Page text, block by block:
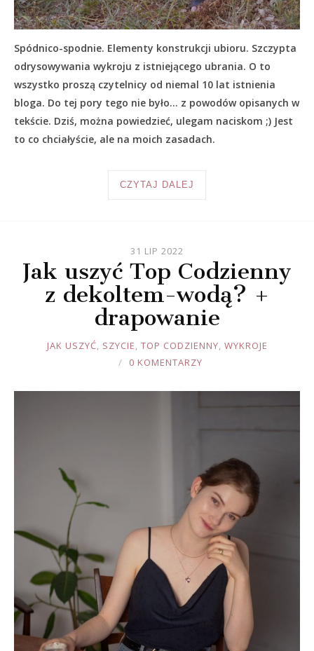
Spódnico-spodnie. Elementy konstrukcji ubioru. Szczypta
odrysowywania wykroju z istniejącego ubrania. O to
wszystko proszą czytelnicy od niemal 10 lat istnienia
bloga. Do tej pory tego nie było… z powodów opisanych w
tekście. Dziś, można powiedzieć, ulegam naciskom ;) Jest
to co chciałyście, ale na moich zasadach.
CZYTAJ DALEJ
31 LIP 2022
Jak uszyć Top Codzienny
z dekoltem-wodą? +
drapowanie
JOULE
JAK USZYĆ, SZYCIE, TOP CODZIENNY, WYKROJE
0 KOMENTARZY